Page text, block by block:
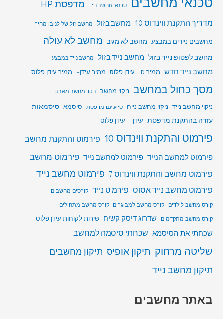
טכנאי מחשב נייד מדפסת HP
מדריך התקנת ווינדוס 10 מחשב בזול מחשב זול של לנובו מחיר
מחשבים ניידים במבצע מחשב לא מגיב מחשב לא עולה
מחשב לפטופ נייד בזול מחשב נייד בזול מחשב נייד במבצע
מחשב נייד חדש ממיר HD עידן פלוס ממיר עידן+ ממיר עידן פלוס
מסך כחול במחשב ניקוי מחשב ניקוי מחשב מאבק
ניקוי מחשב נייד ניקוי מחשב נייח סיוע עם מדפסת סיסמא סיסמאות
עזרה בהתקנת מדפסת עידן+ עידן פלוס
פירמוט והתקנת ווינדוס 10 פירמוט והתקנת מחשב
פירמוט למחשב הנייד פירמוט למחשב נייד פירמוט מחשב
פירמוט מחשב והתקנת ווינדוס 7
פירמוט מחשב נייד
פירמוט מחשב נייד אסוס פירמוט נייד קורסים מחשבים
קורס מחשב לילדים
קורס מחשב למבוגרים
קורס מחשב מתחילים
קורס מחשב מתקדמים
שדרוג דיסק קשיח שירות לקוחות עידן פלוס
שכחתי את הסיסמא שכחתי סיסמה למחשב
שליטה מרחוק תיקון אופיס תיקון מחשבים
תיקון מחשב נייד
באתר מחשבים